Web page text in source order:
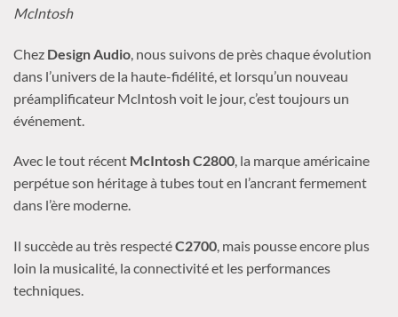
McIntosh
Chez Design Audio , nous suivons de près chaque évolution
dans l’univers de la haute-fidélité, et lorsqu’un nouveau
préamplificateur McIntosh voit le jour, c’est toujours un
événement.
Avec le tout récent McIntosh C2800, la marque américaine
perpétue son héritage à tubes tout en l’ancrant fermement
dans l’ère moderne.
Il succède au très respectéC2700, mais pousse encore plus
loin la musicalité, la connectivité et les performances
techniques.